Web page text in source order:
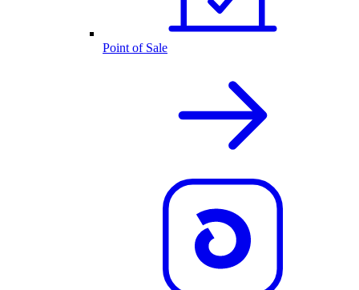
Point of Sale